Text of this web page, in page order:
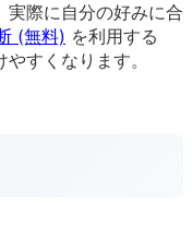
実際に自分の好みに合
(無料) を利用する
すくなります。